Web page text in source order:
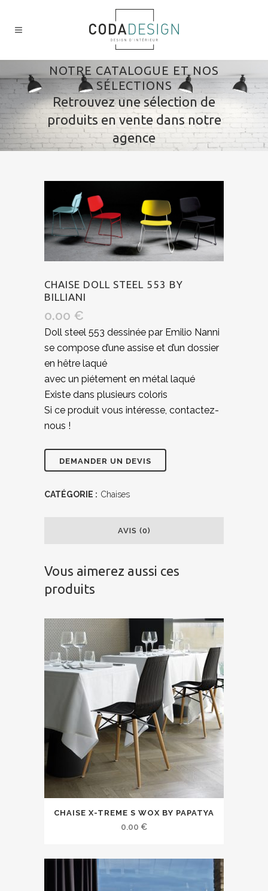
NOTRE CATALOGUE ET NOS
SÉLECTIONS
Retrouvez une sélection de
produits en vente dans notre
agence
CHAISE DOLL STEEL 553 BY
BILLIANI
0.00 €
Doll steel 553 dessinée par Emilio Nanni
se compose d’une assise et d’un dossier
en hêtre laqué
avec un piétement en métal laqué
Existe dans plusieurs coloris
Si ce produit vous intéresse, contactez-
nous !
CATÉGORIE : Chaises
AVIS (0)
Vous aimerez aussi ces
produits
CHAISE X-TREME S WOX BY PAPATYA
0.00 €